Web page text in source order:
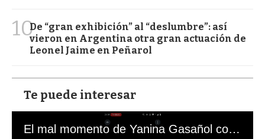
10De “gran exhibición” al “deslumbre”: así
vieron en Argentina otra gran actuación de
Leonel Jaime en Peñarol
Te puede interesar
El mal momento de Yanina Gasañol con un hincha argentino en "Subrayado"